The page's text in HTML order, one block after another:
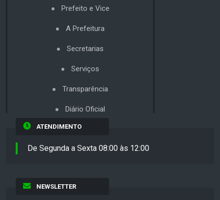
Prefeito e Vice
A Prefeitura
Secretarias
Serviços
Transparência
Diário Oficial
ATENDIMENTO
De Segunda a Sexta 08:00 às 12:00
NEWSLETTER